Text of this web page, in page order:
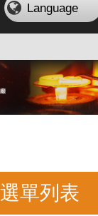
Language
選單列表